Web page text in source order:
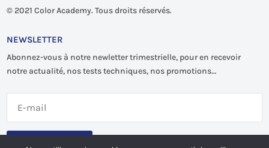
© 2021 Color Academy. Tous droits réservés.
NEWSLETTER
Abonnez-vous à notre newletter trimestrielle, pour en recevoir
notre actualité, nos tests techniques, nos promotions…